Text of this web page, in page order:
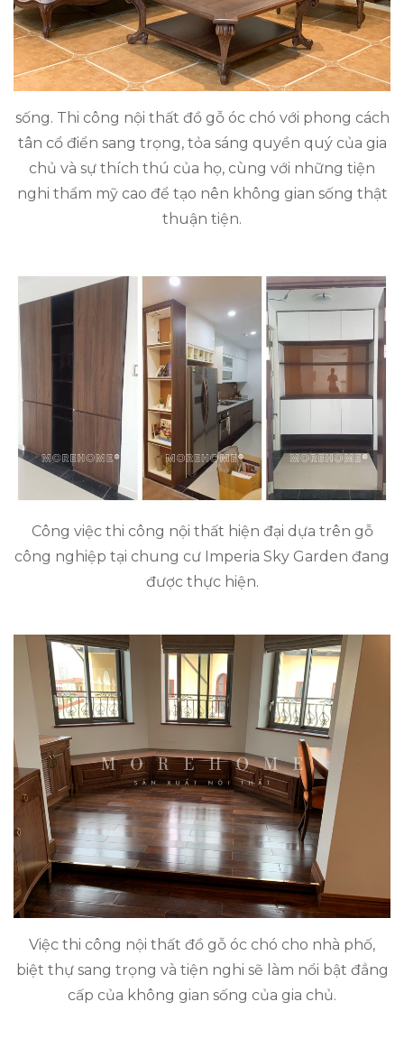
sống. Thi công nội thất đồ gỗ óc chó với phong cách
tân cổ điển sang trọng, tỏa sáng quyền quý của gia
chủ và sự thích thú của họ, cùng với những tiện
nghi thẩm mỹ cao để tạo nên không gian sống thật
thuận tiện.
Công việc thi công nội thất hiện đại dựa trên gỗ
công nghiệp tại chung cư Imperia Sky Garden đang
được thực hiện.
Việc thi công nội thất đồ gỗ óc chó cho nhà phố,
biệt thự sang trọng và tiện nghi sẽ làm nổi bật đẳng
cấp của không gian sống của gia chủ.